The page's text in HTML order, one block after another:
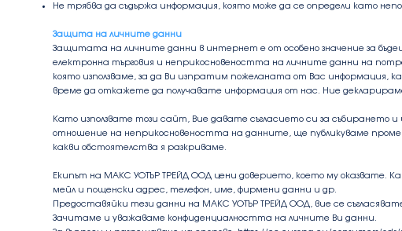
Не трябва да съдържа информация, която може да се определи като
Защита на личните данни
Защитата на личните данни в интернет е от особено значение за
електронна търговия и неприкосновеността на личните данни на
която използваме, за да Ви изпратим пожеланата от Вас информация,
време да откажете да получавате информация от нас. Ние
Като използвате този сайт, Вие давате съгласието си за
отношение на неприкосновеността на данните, ще публикуваме
какви обстоятелства я разкриваме.
Екипът на МАКС УОТЪР ТРЕЙД ООД цени доверието, което му оказвате.
мейл и пощенски адрес, телефон, име, фирмени данни и др.
Предоставяйки тези данни на МАКС УОТЪР ТРЕЙД ООД, вие се
Зачитаме и уважаваме конфиденциалността на личните Ви данни.